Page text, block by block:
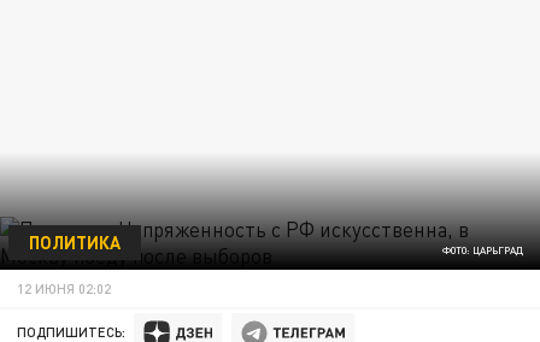
ФОТО: ЦАРЬГРАД
ПОЛИТИКА
12 ИЮНЯ 02:02
ПОДПИШИТЕСЬ: